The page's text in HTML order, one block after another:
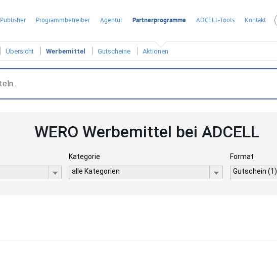
Publisher Programmbetreiber Agentur Partnerprogramme ADCELL-Tools Kontakt
Übersicht Werbemittel Gutscheine Aktionen
WERO Werbemittel bei ADCELL
Kategorie
alle Kategorien
Format
Gutschein (1)